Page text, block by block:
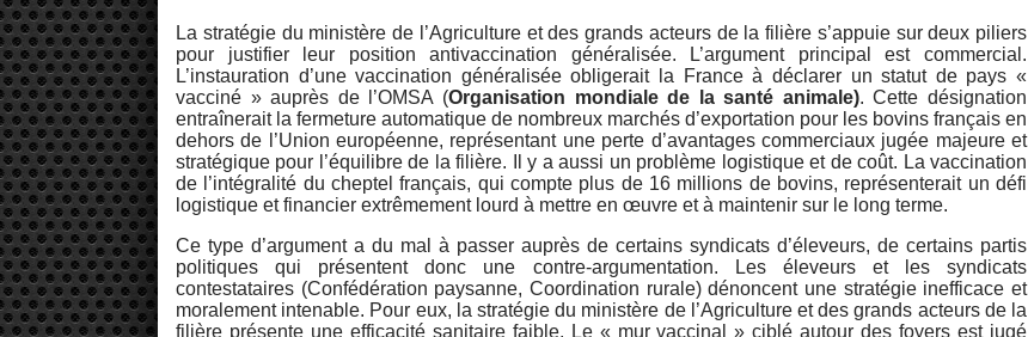
La stratégie du ministère de l’Agriculture et des grands acteurs de la filière s’appuie sur deux piliers
pour justifier leur position antivaccination généralisée. L’argument principal est commercial.
L’instauration d’une vaccination généralisée obligerait la France à déclarer un statut de pays «
vacciné » auprès de l’OMSA (Organisation mondiale de la santé animale). Cette désignation
entraînerait la fermeture automatique de nombreux marchés d’exportation pour les bovins français en
dehors de l’Union européenne, représentant une perte d’avantages commerciaux jugée majeure et
stratégique pour l’équilibre de la filière. Il y a aussi un problème logistique et de coût. La vaccination
de l’intégralité du cheptel français, qui compte plus de 16 millions de bovins, représenterait un défi
logistique et financier extrêmement lourd à mettre en œuvre et à maintenir sur le long terme.
Ce type d’argument a du mal à passer auprès de certains syndicats d’éleveurs, de certains partis
politiques qui présentent donc une contre-argumentation. Les éleveurs et les syndicats
contestataires (Confédération paysanne, Coordination rurale) dénoncent une stratégie inefficace et
moralement intenable. Pour eux, la stratégie du ministère de l’Agriculture et des grands acteurs de la
filière présente une efficacité sanitaire faible. Le « mur vaccinal » ciblé autour des foyers est jugé